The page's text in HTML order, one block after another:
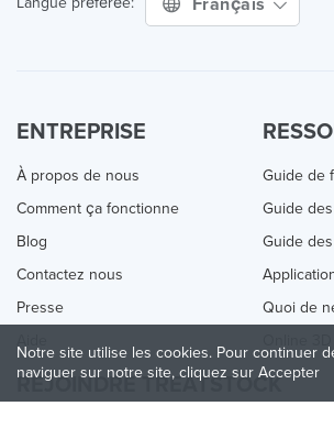
ENTREPRISE
À propos de nous
Comment ça fonctionne
Blog
Contactez nous
Presse
Guide de
Guide
Guide
Quoi de
Online
REJOINDRE TREATSTOCK
Notre site utilise les cookies. Pour continuer
naviguer sur notre site, cliquez sur Accepter